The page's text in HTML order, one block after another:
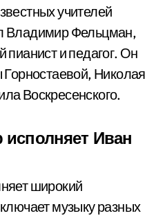
учителей
Владимир Фельцман,
пианист и педагог. Он
Николая
Воскресенского.
исполняет Иван
широкий
музыку разных